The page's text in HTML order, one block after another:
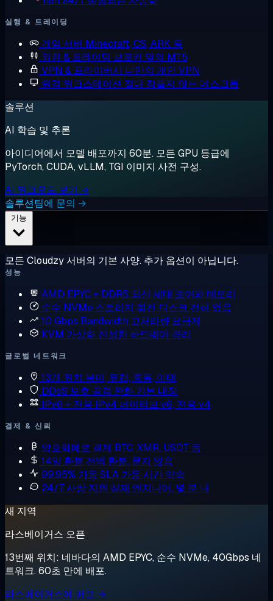
실행 & 트레이딩
게임 서버 Minecraft, CS, ARK 등
외환 & 트레이딩 브로커 옆의 MT5
VPN & 프라이버시 나만의 개인 VPN
원격 워크스테이션 절대 잠들지 않는 데스크톱
솔루션
AI 학습 및 추론
아이디어에서 모델 배포까지 60분. 모든 GPU 등급에
PyTorch, CUDA, vLLM, TGI 이미지 사전 구성.
AI 워크로드 보기 →
솔루션팀에 문의 →
모든 Cloudzy 서버의 기본 사양. 추가 옵션이 아닙니다.
성능
AMD EPYC + DDR5 최신 세대 코어와 메모리
순수 NVMe 스토리지 회전 디스크 전혀 없음
10 Gbps Bandwidth 고처리량 요금제
KVM 가상화 진정한 하드웨어 격리
글로벌 네트워크
13개 위치 북미, 유럽, 중동, 아태
DDoS 보호 공격 완화 기본 내장
IPv6 + 전용 IPv4 네이티브 v6, 전용 v4
결제 & 신뢰
암호화폐로 결제 BTC, XMR, USDT 등
14일 환불 전액 환불, 묻지 않음
99.95% 가동 SLA 가동 시간 약속
24/7 사람 지원 실제 엔지니어, 몇 분 내
새 지역
라스베이거스 오픈
13번째 위치: 네바다의 AMD EPYC, 순수 NVMe, 40Gbps 네
트워크. 60초 만에 배포.
라스베이거스에 배포 →